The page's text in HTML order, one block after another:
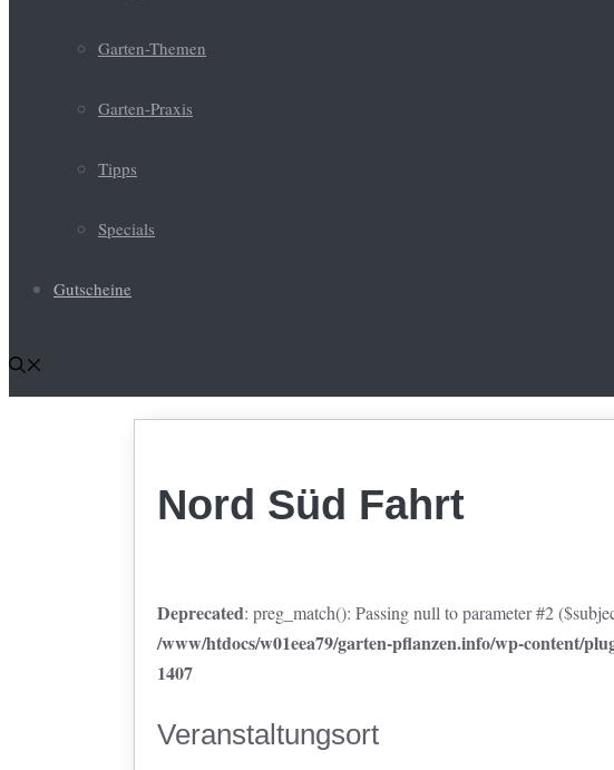
Garten-Themen
Garten-Praxis
Tipps
Specials
Gutscheine
Nord Süd Fahrt
Deprecated: preg_match(): Passing null to parameter #2
/www/htdocs/w01eea79/garten-pflanzen.info/wp-content/
1407
Veranstaltungsort